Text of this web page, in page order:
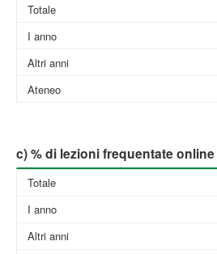
Totale
I anno
Altri anni
Ateneo
c) % di lezioni frequentate
Totale
I anno
Altri anni